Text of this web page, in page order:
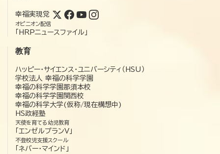
幸福実現党
オピニオン配信
「HRPニュースファイル」
教育
ハッピー・サイエンス・ユニバーシティ（HSU）
学校法人 幸福の科学学園
幸福の科学学園那須本校
幸福の科学学園関西校
幸福の科学大学(仮称/現在構想中)
HS政経塾
天使を育てる幼児教育
「エンゼルプランV」
不登校児支援スクール
「ネバー・マインド」